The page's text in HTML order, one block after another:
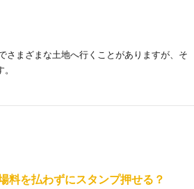
さまざまな土地へ行くことがありますが、そ
料を払わずにスタンプ押せる？